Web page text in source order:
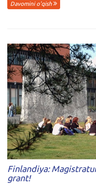
Davomini o'qish
Finlandiya:
grant!